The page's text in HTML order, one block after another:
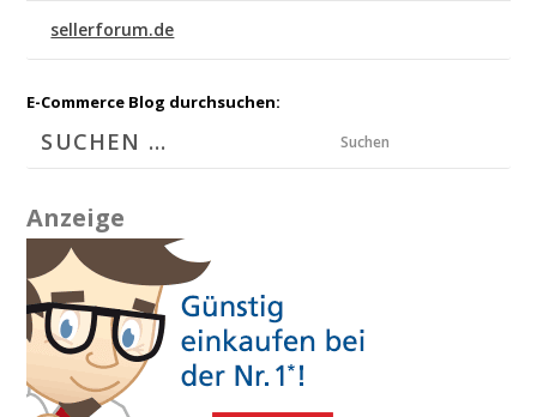
sellerforum.de
E-Commerce Blog durchsuchen:
Suchen
Anzeige